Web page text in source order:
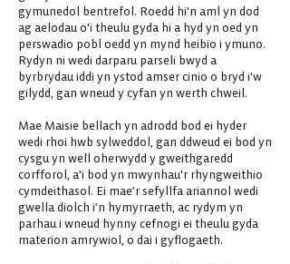
gymunedol bentrefol. Roedd hi'n aml yn dod
ag aelodau o'i theulu gyda hi a hyd yn oed yn
perswadio pobl oedd yn mynd heibio i ymuno.
Rydyn ni wedi darparu parseli bwyd a
byrbrydau iddi yn ystod amser cinio o bryd i'w
gilydd, gan wneud y cyfan yn werth chweil.
Mae Maisie bellach yn adrodd bod ei hyder
wedi rhoi hwb sylweddol, gan ddweud ei bod yn
cysgu yn well oherwydd y gweithgaredd
corfforol, a'i bod yn mwynhau'r rhyngweithio
cymdeithasol. Ei mae’r sefyllfa ariannol wedi
gwella diolch i’n hymyrraeth, ac rydym yn
parhau i wneud hynny cefnogi ei theulu gyda
materion amrywiol, o dai i gyflogaeth.